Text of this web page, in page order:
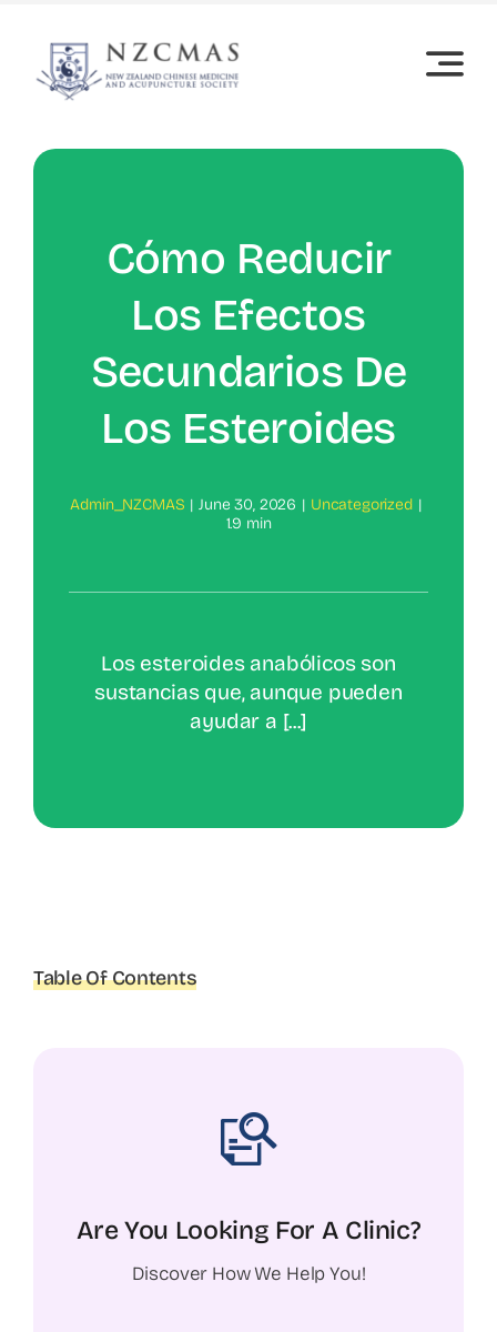
content
Cómo Reducir
Los Efectos
Secundarios De
Los Esteroides
Admin_NZCMAS | June 30, 2026 | Uncategorized |
1.9 min
Los esteroides anabólicos son
sustancias que, aunque pueden
ayudar a [...]
Table Of Contents
Are You Looking For A Clinic?
Discover How We Help You!